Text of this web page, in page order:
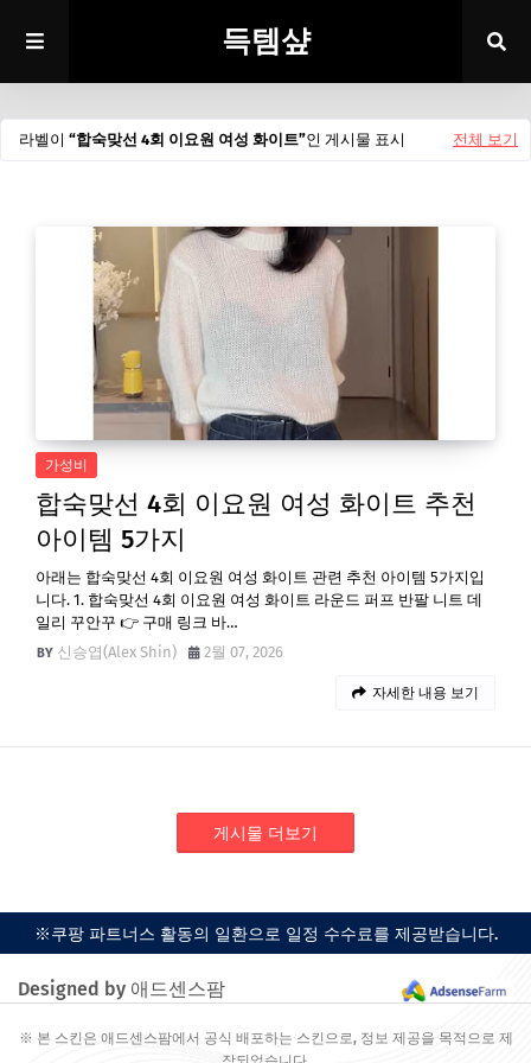
득템샾
라벨이 합숙맞선 4회 이요원 여성 화이트 인 게시물 표시 전체 보기
가성비
합숙맞선 4회 이요원 여성 화이트 추천
아이템 5가지
아래는 합숙맞선 4회 이요원 여성 화이트 관련 추천 아이템 5가지입
니다. 1. 합숙맞선 4회 이요원 여성 화이트 라운드 퍼프 반팔 니트 데
일리 꾸안꾸 👉 구매 링크 바…
신승엽(Alex Shin)
2월 07, 2026
자세한 내용 보기
게시물 더보기
※쿠팡 파트너스 활동의 일환으로 일정 수수료를 제공받습니다.
Designed by 애드센스팜
※ 본 스킨은 애드센스팜에서 공식 배포하는 스킨으로, 정보 제공을 목적으로 제